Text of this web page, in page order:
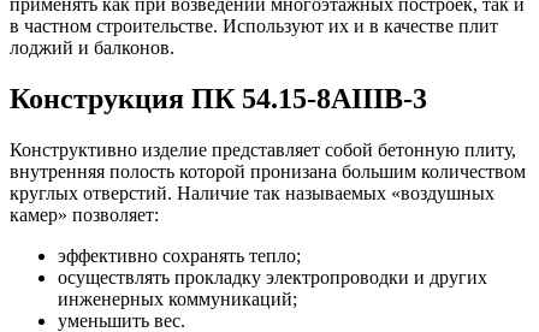
в частном строительстве. Используют их и в качестве плит
лоджий и балконов.
Конструкция ПК 54.15-8АIIIВ-3
Конструктивно изделие представляет собой бетонную плиту,
внутренняя полость которой пронизана большим количеством
круглых отверстий. Наличие так называемых «воздушных
камер» позволяет:
эффективно сохранять тепло;
осуществлять прокладку электропроводки и других
инженерных коммуникаций;
уменьшить вес.